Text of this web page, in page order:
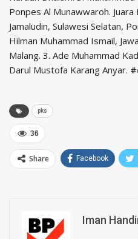
Ponpes Al Munawwaroh. Juara
Jamaludin, Sulawesi Selatan,
Hilman Muhammad Ismail,
Malang. 3. Ade Muhammad
Darul Mustofa Karang Anyar.
pks
36
Share Facebook
Iman